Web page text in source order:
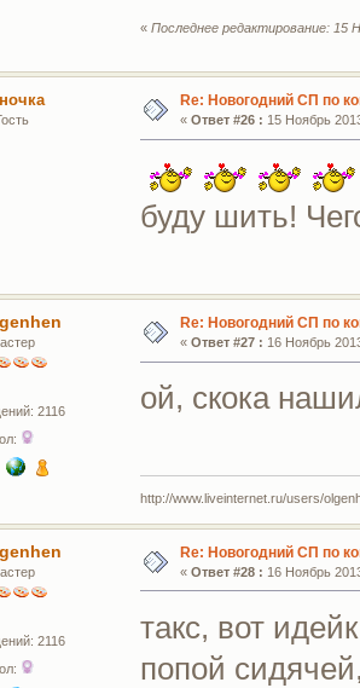
«Последнее редактирование: 15
Re: Новогодний СП по
« Ответ #26 : 15 Ноябрь
буду шить!
2116
Re: Новогодний СП по
« Ответ #27 : 16 Ноябрь
ой, скока
http://www.liveinternet.ru/users/
2116
Re: Новогодний СП по
« Ответ #28 : 16 Ноябрь
такс, вот
попой